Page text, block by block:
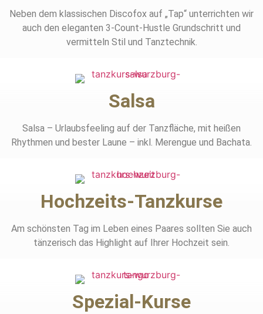
Neben dem klassischen Discofox auf „Tap“ unterrichten wir
auch den eleganten 3-Count-Hustle Grundschritt und
vermitteln Stil und Tanztechnik.
Salsa
Salsa – Urlaubsfeeling auf der Tanzfläche, mit heißen
Rhythmen und bester Laune – inkl. Merengue und Bachata.
Hochzeits-Tanzkurse
Am schönsten Tag im Leben eines Paares sollten Sie auch
tänzerisch das Highlight auf Ihrer Hochzeit sein.
Spezial-Kurse